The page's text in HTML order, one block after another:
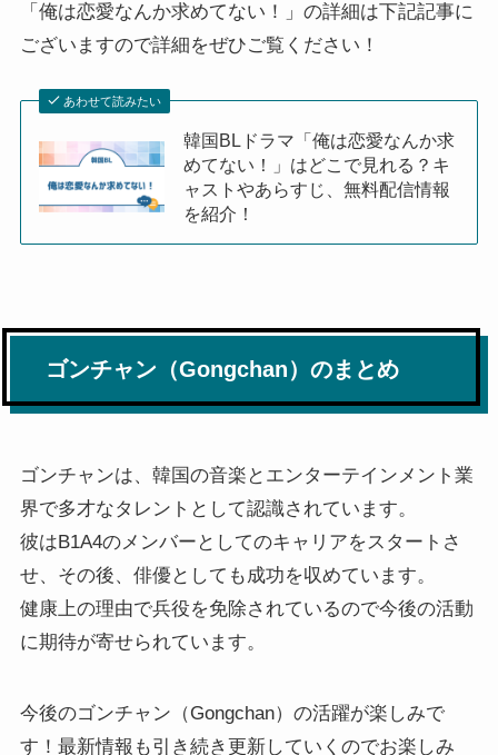
「俺は恋愛なんか求めてない！」の詳細は下記記事に
ございますので詳細をぜひご覧ください！
あわせて読みたい
韓国BLドラマ「俺は恋愛なんか求
めてない！」はどこで見れる？キ
ャストやあらすじ、無料配信情報
を紹介！
ゴンチャン（Gongchan）のまとめ
ゴンチャンは、韓国の音楽とエンターテインメント業
界で多才なタレントとして認識されています。
彼はB1A4のメンバーとしてのキャリアをスタートさ
せ、その後、俳優としても成功を収めています。
健康上の理由で兵役を免除されているので今後の活動
に期待が寄せられています。
今後のゴンチャン（Gongchan）の活躍が楽しみで
す！最新情報も引き続き更新していくのでお楽しみ